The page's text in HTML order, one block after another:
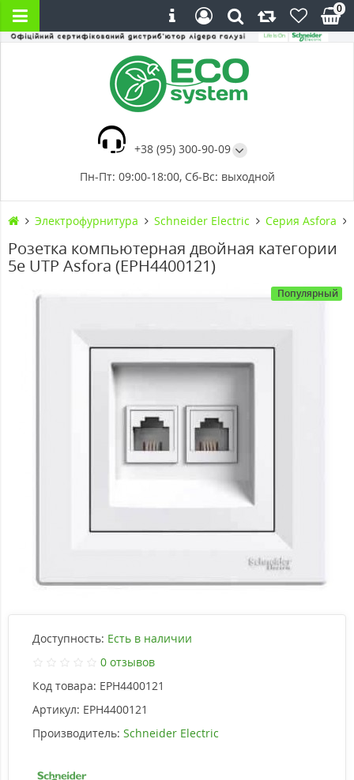
+38 (95) 300-90-09
Пн-Пт: 09:00-18:00, Сб-Вс: выходной
0
Электрофурнитура Schneider Electric Серия Asfora
Розетка компьютерная двойная категории
5e UTP Asfora (EPH4400121)
Популярный
Доступность: Есть в наличии
0 отзывов
Код товара: EPH4400121
Артикул: EPH4400121
Производитель: Schneider Electric